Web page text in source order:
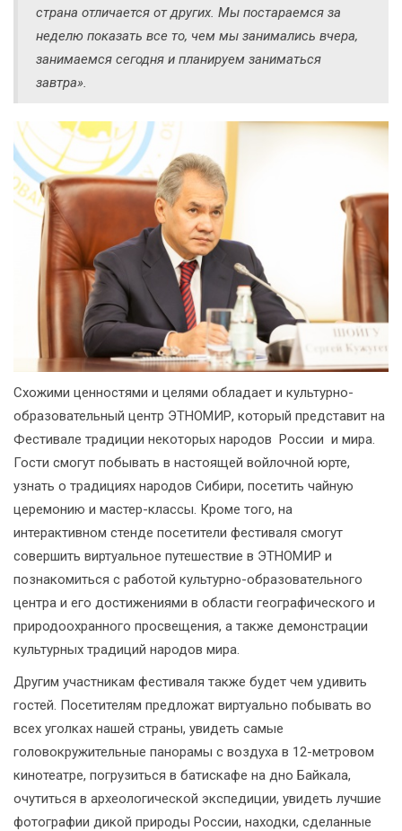
страна отличается от других. Мы постараемся за
неделю показать все то, чем мы занимались вчера,
занимаемся сегодня и планируем заниматься
завтра».
Схожими ценностями и целями обладает и культурно-
образовательный центр ЭТНОМИР, который представит на
Фестивале традиции некоторых народов России и мира.
Гости смогут побывать в настоящей войлочной юрте,
узнать о традициях народов Сибири, посетить чайную
церемонию и мастер-классы. Кроме того, на
интерактивном стенде посетители фестиваля смогут
совершить виртуальное путешествие в ЭТНОМИР и
познакомиться с работой культурно-образовательного
центра и его достижениями в области географического и
природоохранного просвещения, а также демонстрации
культурных традиций народов мира.
Другим участникам фестиваля также будет чем удивить
гостей. Посетителям предложат виртуально побывать во
всех уголках нашей страны, увидеть самые
головокружительные панорамы с воздуха в 12-метровом
кинотеатре, погрузиться в батискафе на дно Байкала,
очутиться в археологической экспедиции, увидеть лучшие
фотографии дикой природы России, находки, сделанные